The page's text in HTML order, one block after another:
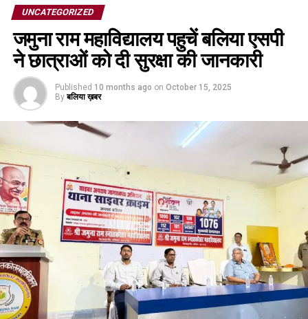
UNCATEGORIZED
जमुना राम महाविद्यालय पहुचें बलिया एसपी
ने छात्राओं को दी सुरक्षा की जानकारी
Published 10 months ago on October 15, 2025
By बलिया ख़बर